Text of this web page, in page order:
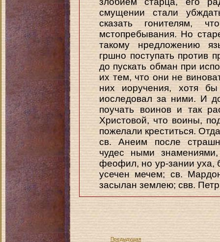
смущении стали
сказать гонителям,
мстопребывания. Но
такому нредложению
гршно поступать против
до пускать обман при
их тем, что они не
них иоручения, хотя
иоследовал за ними. И
поучать воинов и так
Христовой, что воины,
пожелали креститься.
св. Анеим после
чудес ными
феофил, но ур-зании уха,
усечен мечем; св.
засылан землею; свв.
Предыдущая